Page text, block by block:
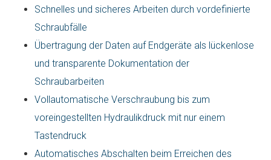
Schnelles und sicheres Arbeiten durch vordefinierte
Schraubfälle
Übertragung der Daten auf Endgeräte als lückenlose
und transparente Dokumentation der
Schraubarbeiten
Vollautomatische Verschraubung bis zum
voreingestellten Hydraulikdruck mit nur einem
Tastendruck
Automatisches Abschalten beim Erreichen des